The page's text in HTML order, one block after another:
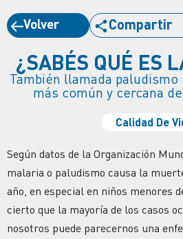
Volver Compartir
¿SABÉS QUÉ ES
También llamada
más común y cercana
Calidad De
Según datos de la Organización
malaria o paludismo causa la
año, en especial en niños menores
cierto que la mayoría de los casos
nosotros puede parecernos una